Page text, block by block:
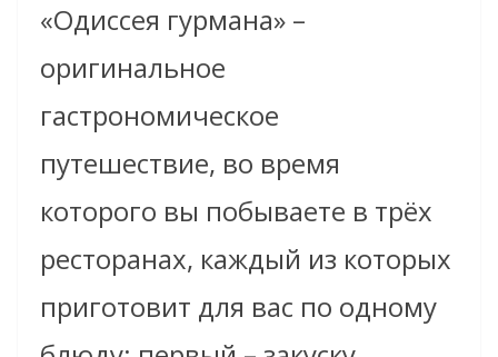
«Одиссея гурмана» –
оригинальное
гастрономическое
путешествие, во время
которого вы побываете в трёх
ресторанах, каждый из которых
приготовит для вас по одному